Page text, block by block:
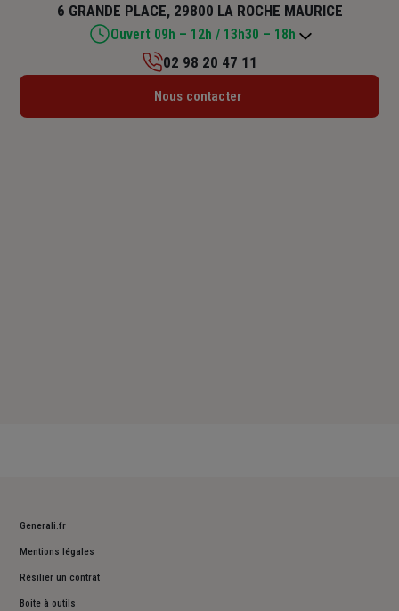
6 GRANDE PLACE, 29800 LA ROCHE MAURICE
Ouvert 09h – 12h / 13h30 – 18h
Lundi : 09h – 12h / 13h30 – 18h
02 98 20 47 11
Nous contacter
Generali.fr
Mentions légales
Résilier un contrat
Boite à outils